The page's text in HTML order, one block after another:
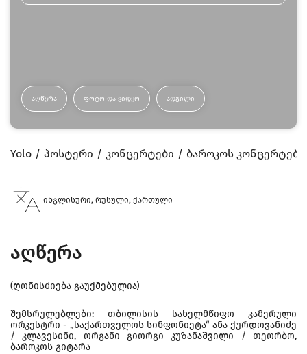
ᲐᲦᲬᲔᲠᲐ ᲤᲝᲢᲝ ᲓᲐ ᲕᲘᲓᲔᲝ ᲐᲓᲒᲘᲚᲘ
Yolo პოსტერი კონცერტები ბაროკოს
ინგლისური, რუსული, ქართული
აღწერა
(ღონისძიება გაუქმებულია)
შემსრულებლები: თბილისის სახელმწიფო კამერული
ორკესტრი - „საქართველოს სინფონიეტა“ ანა ქურდოვანიძე
/ კლავესინი, ორგანი გიორგი კუზანაშვილი / თეორბო,
ბაროკოს გიტარა